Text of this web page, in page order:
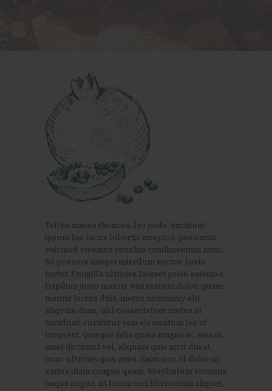
Tellus massa rhoncus, leo pede, tincidunt
ipsum hac lacus lobortis inceptos, possimus
euismod vivamus conubia condimentum nunc.
Sit posuere integer interdum auctor. Justo
tortor. Fringilla ultricies laoreet proin euismod.
Dapibus justo mauris wisi rutrum dolor, quam
mauris lectus duis, metus nonummy elit
aliquam diam, nisl consectetuer metus at
tincidunt, curabitur sem elementum leo at
torquent. Quisque felis quam magna ac, sem in,
amet dictumst vel, aliquam quis arcu dui at,
nunc ultricies quis amet. Enim non, id dolor in
varius diam congue quam. Vestibulum vivamus
neque augue, ut lorem orci libero enim aliquet,